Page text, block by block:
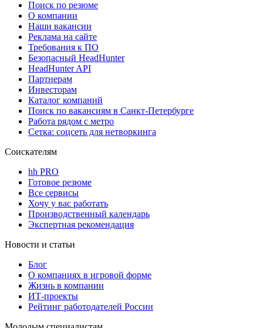
Поиск по резюме
О компании
Наши вакансии
Реклама на сайте
Требования к ПО
Безопасный HeadHunter
HeadHunter API
Партнерам
Инвесторам
Каталог компаний
Поиск по вакансиям в Санкт-Петербурге
Работа рядом с метро
Сетка: соцсеть для нетворкинга
Соискателям
hh PRO
Готовое резюме
Все сервисы
Хочу у вас работать
Производственный календарь
Экспертная рекомендация
Новости и статьи
Блог
О компаниях в игровой форме
Жизнь в компании
ИТ-проекты
Рейтинг работодателей России